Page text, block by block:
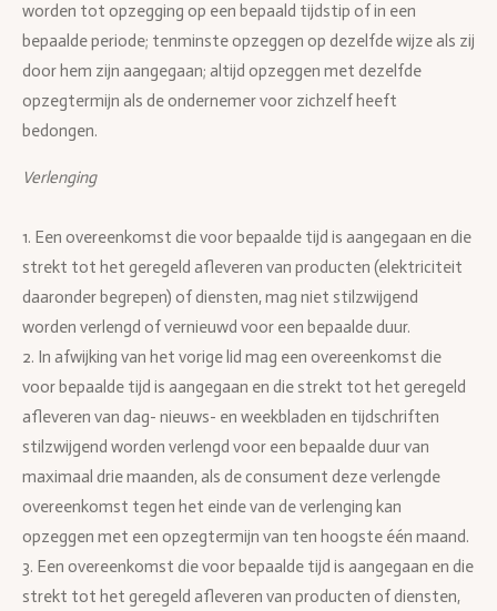
worden tot opzegging op een bepaald tijdstip of in een
bepaalde periode; tenminste opzeggen op dezelfde wijze als zij
door hem zijn aangegaan; altijd opzeggen met dezelfde
opzegtermijn als de ondernemer voor zichzelf heeft
bedongen.
Verlenging
1. Een overeenkomst die voor bepaalde tijd is aangegaan en die
strekt tot het geregeld afleveren van producten (elektriciteit
daaronder begrepen) of diensten, mag niet stilzwijgend
worden verlengd of vernieuwd voor een bepaalde duur.
2. In afwijking van het vorige lid mag een overeenkomst die
voor bepaalde tijd is aangegaan en die strekt tot het geregeld
afleveren van dag- nieuws- en weekbladen en tijdschriften
stilzwijgend worden verlengd voor een bepaalde duur van
maximaal drie maanden, als de consument deze verlengde
overeenkomst tegen het einde van de verlenging kan
opzeggen met een opzegtermijn van ten hoogste één maand.
3. Een overeenkomst die voor bepaalde tijd is aangegaan en die
strekt tot het geregeld afleveren van producten of diensten,